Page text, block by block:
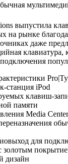
выпустила
на рынке
даже
клавиатура,
станция iPod
клавиш-
памяти
Media
для
золотым
дизайн